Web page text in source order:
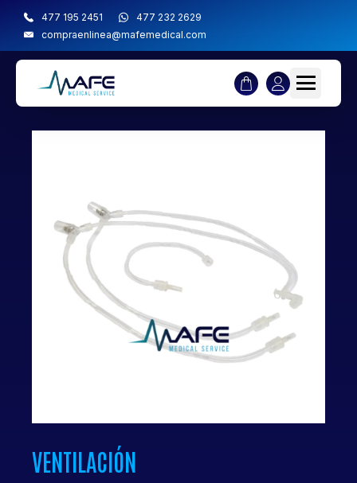
477 195 2451
477 232 2629
compraenlinea@mafemedical.com
VENTILACIÓN